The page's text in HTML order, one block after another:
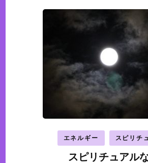
エネルギー スピリチ
スピリチュアル